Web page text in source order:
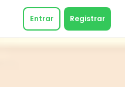
Entrar Registrar